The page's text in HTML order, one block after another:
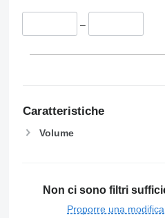
–
Caratteristiche
Volume
Non ci sono filtri
Proporre una modifica